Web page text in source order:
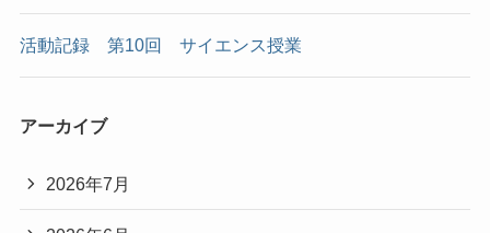
活動記録 第10回 サイエンス授業
アーカイブ
2026年7月